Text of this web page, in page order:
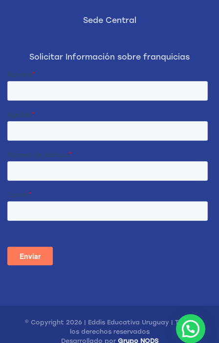
Sede Central
Solicitar Información sobre franquicias
© Copyright 2026 | Eddis Educativa Uruguay | Todos
los derechos reservados
Desarrollado por Grupo NODS